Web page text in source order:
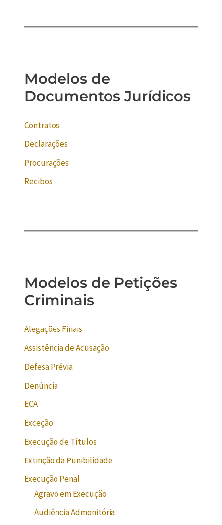
Modelos de
Documentos Jurídicos
Contratos
Declarações
Procurações
Recibos
Modelos de Petições
Criminais
Alegações Finais
Assistência de Acusação
Defesa Prévia
Denúncia
ECA
Exceção
Execução de Títulos
Extinção da Punibilidade
Execução Penal
Agravo em Execução
Audiência Admonitória